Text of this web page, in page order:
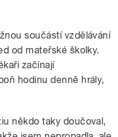
součástí vzdělávání
od mateřské školky.
začínají
hodinu denně hrály,
někdo taky doučoval,